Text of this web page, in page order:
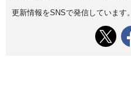
更新情報をSNSで発信しています。